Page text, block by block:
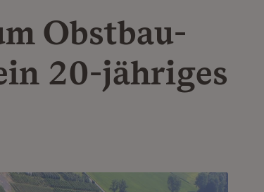
Obstbau-
20-jähriges